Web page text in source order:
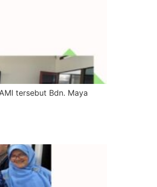
tersebut Bdn. Maya